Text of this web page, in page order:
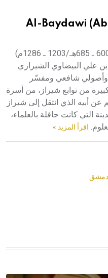
جديدة في عام 2026
Al-Baydawi
البيضاوي (عبد الله بن عمر ـ) (نحو 600 ـ 685هـ/1203 ـ 1286م)
علي البيضاوي الشيرازي
وأصولي شافعي ومفسّر
من توابع شيراز، من أسرة
عن أبيه الذي انتقل إلى شيراز
التي كانت حافلة بالعلماء،
اقرأ المزيد »